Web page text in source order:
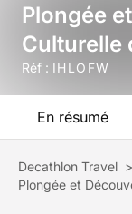
Plongée
Culturelle
Réf : IHLOFW
En résumé
Decathlon Travel >
Plongée et